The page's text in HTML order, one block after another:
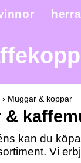
Muggar & koppar
&
kan du
Vi